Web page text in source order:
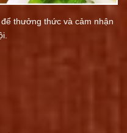
thưởng thức và cảm nhận